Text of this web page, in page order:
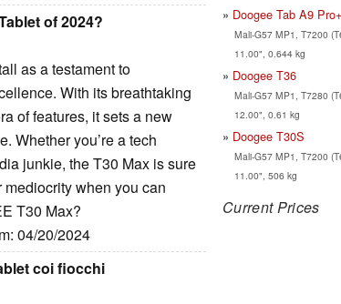
of 2024?
as a testament to
With its breathtaking
of features, it sets a new
Whether you’re a tech
junkie, the T30 Max is sure
when you can
T30 Max?
04/20/2024
coi fiocchi
Doogee Tab A9 Pro+
Mali-G57 MP1, T7200
11.00", 0.644 kg
Doogee T36
Mali-G57 MP1, T7280
12.00", 0.61 kg
Doogee T30S
Mali-G57 MP1, T7200
11.00", 506 kg
Current Prices